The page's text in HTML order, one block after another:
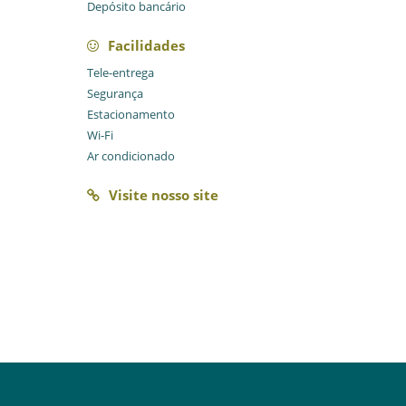
Depósito bancário
Facilidades
Tele-entrega
Segurança
Estacionamento
Wi-Fi
Ar condicionado
Visite nosso site